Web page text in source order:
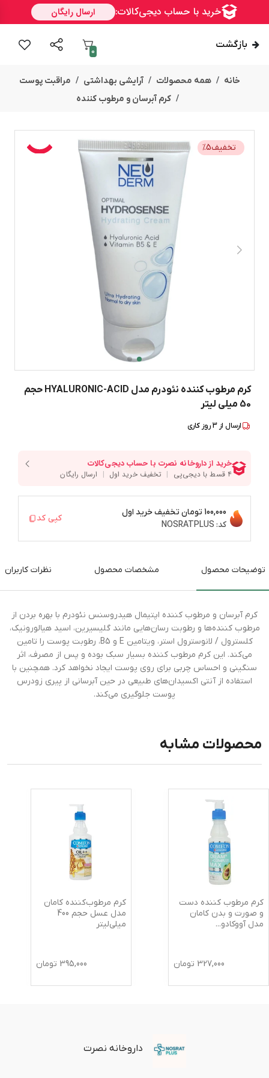
بازگشت
0
خانه همه محصولات آرایشی بهداشتی
مراقبت پوست
کرم آبرسان و مرطوب کننده
تخفیف %5
کرم مرطوب کننده نئودرم مدل HYALURONIC-ACID حجم
50 میلی لیتر
ارسال از 3روز کاری
100,000 تومان
تخفیف خرید اول
کد: NOSRATPLUS
کپی کد
توضیحات محصول مشخصات محصول نظرات کاربران
کرم آبرسان و مرطوب کننده اپتیمال هیدروسنس نئودرم با بهره بردن از
مرطوب کننده‌ها و رطوبت رسان‌هایی مانند گلیسیرین، اسید هیالورونیک،
کلسترول / لانوسترول استر، ویتامین E و B5، رطوبت پوست را تامین
می‌کند. این کرم مرطوب کننده بسیار سبک بوده و پس از مصرف، اثر
سنگینی و احساس چربی برای روی پوست ایجاد نخواهد کرد. همچنین با
استفاده از آنتی اکسیدان‌های طبیعی در حین آبرسانی از پیری زودرس
پوست جلوگیری می‌کند.
محصولات مشابه
کرم مرطوب کننده دست
و صورت و بدن کامان
مدل آووکادو...
327,000 تومان
کرم مرطوب‌کننده کامان
مدل عسل حجم 400
میلی‌لیتر
395,000 تومان
داروخانه نصرت